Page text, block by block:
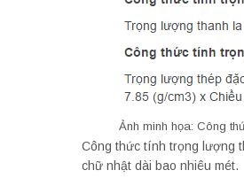
Ảnh minh họa: Công
Công thức tính trọng lượng
chữ nhật dài bao nhiêu mét.